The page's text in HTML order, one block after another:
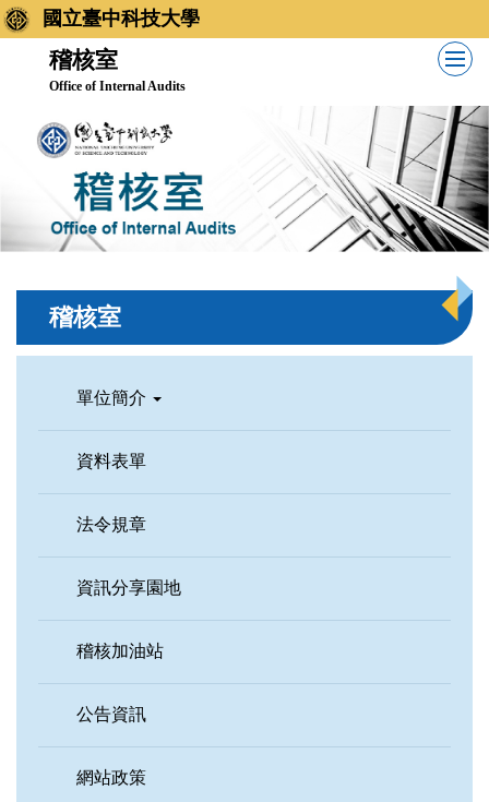
跳
到
國立臺中科技大學
稽核室
Office of Internal Audits
稽核室
單位簡介
資料表單
法令規章
資訊分享園地
稽核加油站
公告資訊
網站政策